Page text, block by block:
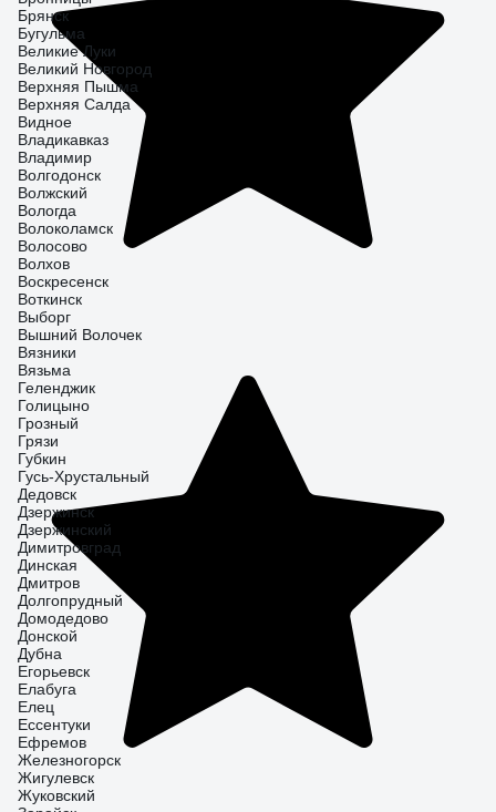
Брянск
Бугульма
Великие Луки
Великий Новгород
Верхняя Пышма
Верхняя Салда
Видное
Владикавказ
Владимир
Волгодонск
Волжский
Вологда
Волоколамск
Волосово
Волхов
Воскресенск
Воткинск
Выборг
Вышний Волочек
Вязники
Вязьма
Геленджик
Голицыно
Грозный
Грязи
Губкин
Гусь-Хрустальный
Дедовск
Дзержинск
Дзержинский
Димитровград
Динская
Дмитров
Долгопрудный
Домодедово
Донской
Дубна
Егорьевск
Елабуга
Елец
Ессентуки
Ефремов
Железногорск
Жигулевск
Жуковский